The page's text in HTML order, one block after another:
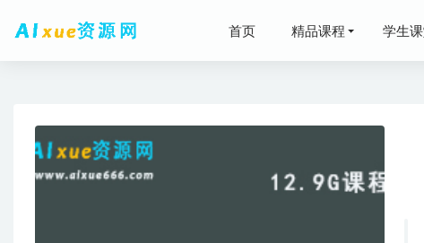
首页 精品课程 学生
凯叔机械课